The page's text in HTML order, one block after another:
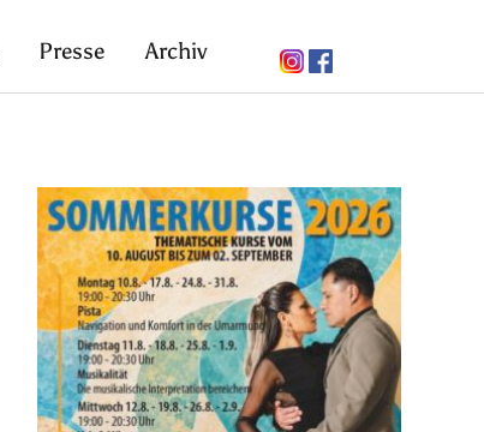
Presse Archiv